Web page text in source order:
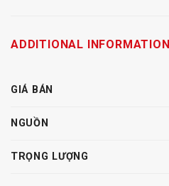
ADDITIONAL INFORMATION
GIÁ BÁN
NGUỒN
TRỌNG LƯỢNG